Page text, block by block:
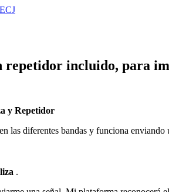
repetidor incluido, para
y Repetidor
las diferentes bandas y funciona enviando
.